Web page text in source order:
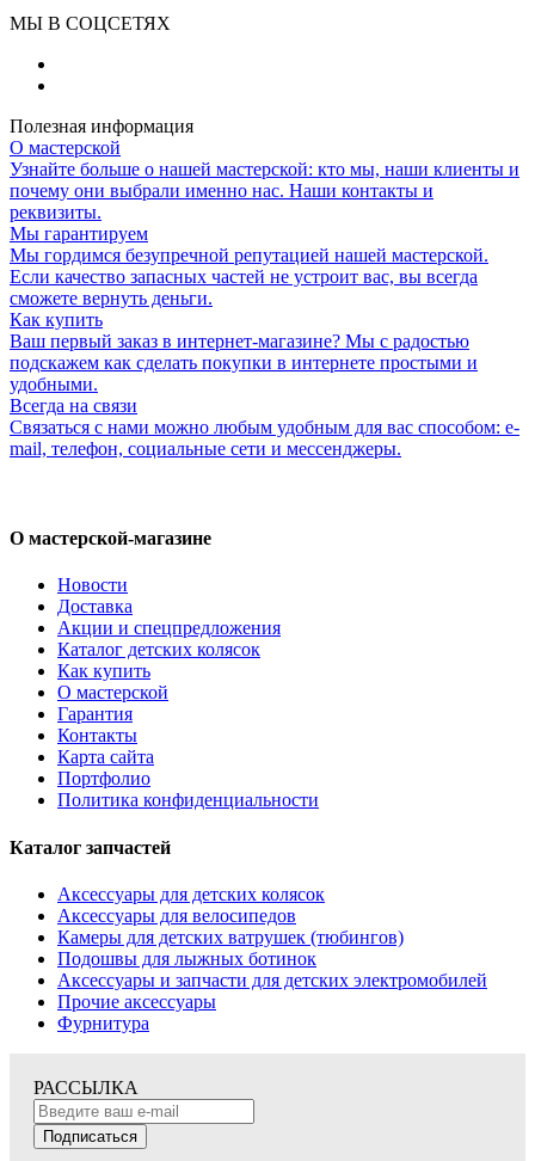
МЫ В СОЦСЕТЯХ
Полезная информация
О мастерской
Узнайте больше о нашей мастерской: кто мы, наши клиенты и
почему они выбрали именно нас. Наши контакты и
реквизиты.
Мы гарантируем
Мы гордимся безупречной репутацией нашей мастерской.
Если качество запасных частей не устроит вас, вы всегда
сможете вернуть деньги.
Как купить
Ваш первый заказ в интернет-магазине? Мы с радостью
подскажем как сделать покупки в интернете простыми и
удобными.
Всегда на связи
Связаться с нами можно любым удобным для вас способом: e-
mail, телефон, социальные сети и мессенджеры.
О мастерской-магазине
Новости
Доставка
Акции и спецпредложения
Каталог детских колясок
Как купить
О мастерской
Гарантия
Контакты
Карта сайта
Портфолио
Политика конфиденциальности
Каталог запчастей
Аксессуары для детских колясок
Аксессуары для велосипедов
Камеры для детских ватрушек (тюбингов)
Подошвы для лыжных ботинок
Аксессуары и запчасти для детских электромобилей
Прочие аксессуары
Фурнитура
РАССЫЛКА
Подписаться